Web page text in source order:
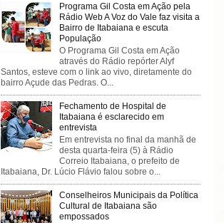
Programa Gil Costa em Ação pela
Rádio Web A Voz do Vale faz visita a
Bairro de Itabaiana e escuta
População
O Programa Gil Costa em Ação
através do Rádio repórter Alyf
Santos, esteve com o link ao vivo, diretamente do
bairro Açude das Pedras. O...
Fechamento de Hospital de
Itabaiana é esclarecido em
entrevista
Em entrevista no final da manhã de
desta quarta-feira (5) à Rádio
Correio Itabaiana, o prefeito de
Itabaiana, Dr. Lúcio Flávio falou sobre o...
Conselheiros Municipais da Política
Cultural de Itabaiana são
empossados